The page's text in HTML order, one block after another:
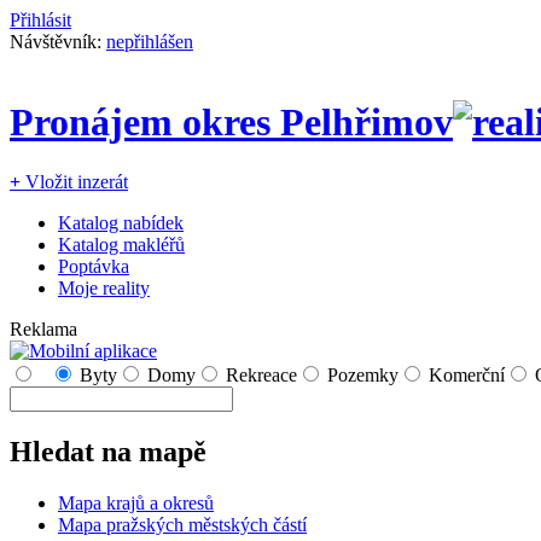
Přihlásit
Návštěvník: nepřihlášen
Pronájem okres Pelhřimov
+ Vložit inzerát
Katalog nabídek
Katalog makléřů
Poptávka
Moje reality
Reklama
Byty Domy Rekreace Pozemky Komerční
Hledat na mapě
Mapa krajů a okresů
Mapa pražských městských částí